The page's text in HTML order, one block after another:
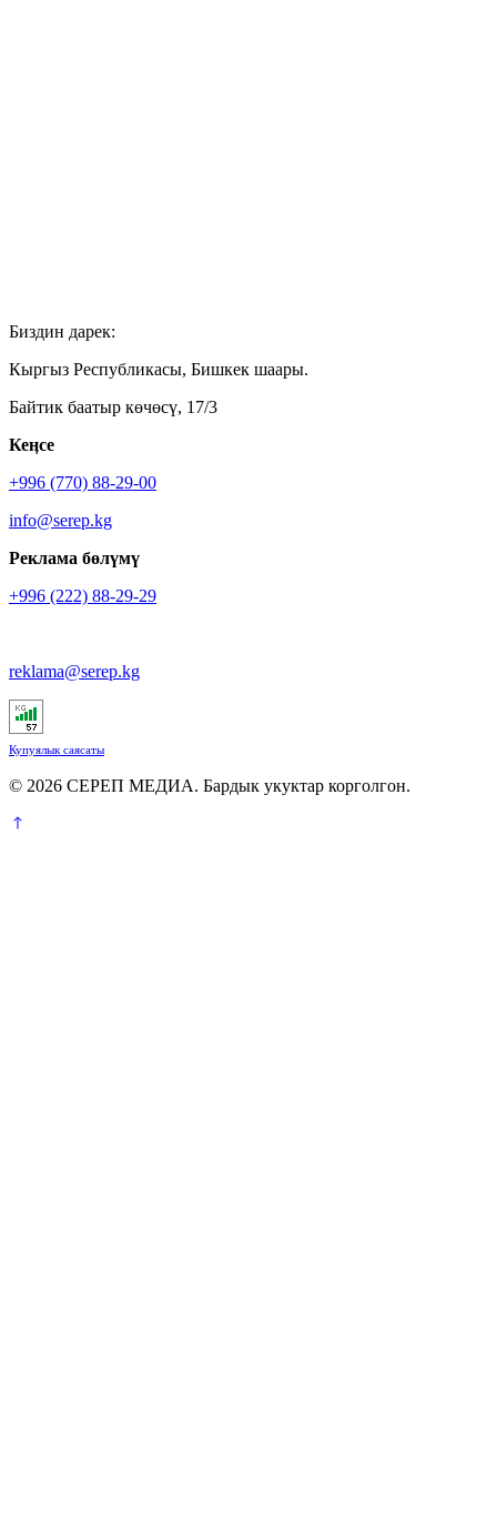
Биздин дарек:
Кыргыз Республикасы, Бишкек шаары.
Байтик баатыр көчөсү, 17/3
Кеӊсе
+996 (770) 88-29-00
info@serep.kg
Реклама бөлүмү
+996 (222) 88-29-29
reklama@serep.kg
Купуялык саясаты
© 2026 СЕРЕП МЕДИА. Бардык укуктар корголгон.